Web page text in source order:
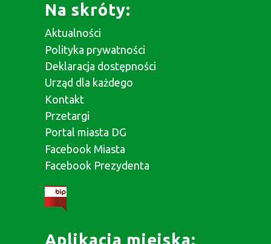
Na skróty:
Aktualności
Polityka prywatności
Deklaracja dostępności
Urząd dla każdego
Kontakt
Przetargi
Portal miasta DG
Facebook Miasta
Facebook Prezydenta
Aplikacja miejska: